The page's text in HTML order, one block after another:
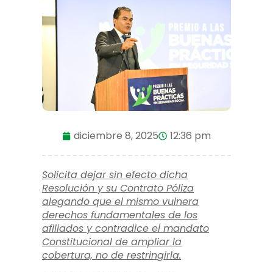
diciembre 8, 2025 12:36 pm
Solicita dejar sin efecto dicha
Resolución y su Contrato Póliza
alegando que el mismo vulnera
derechos fundamentales de los
afiliados y contradice el mandato
Constitucional de ampliar la
cobertura, no de restringirla.